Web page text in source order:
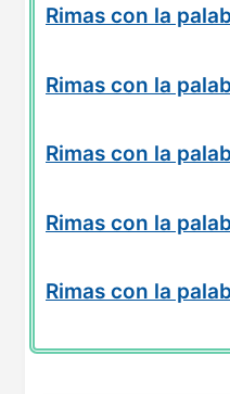
Rimas con la
Rimas con la
Rimas con la
Rimas con la
Rimas con la